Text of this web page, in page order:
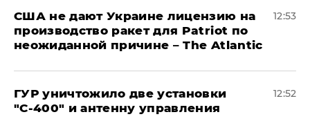
США не дают Украине лицензию на
производство ракет для Patriot по
неожиданной причине – The Atlantic
12:53
ГУР уничтожило две установки
"С‑400" и антенну управления
12:52